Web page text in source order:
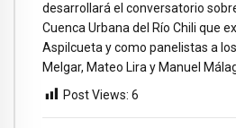
desarrollará el conversatorio
Cuenca Urbana del Río Chili que
Aspilcueta y como panelistas a
Melgar, Mateo Lira y Manuel
Post Views: 6